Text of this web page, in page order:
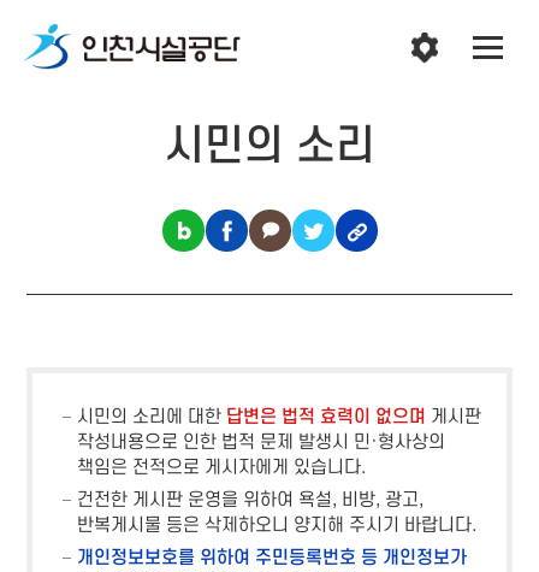
시민의 소리
시민의 소리에 대한 답변은 법적 효력이 없으며 게시판
작성내용으로 인한 법적 문제 발생시 민·형사상의
책임은 전적으로 게시자에게 있습니다.
건전한 게시판 운영을 위하여 욕설, 비방, 광고,
반복게시물 등은 삭제하오니 양지해 주시기 바랍니다.
개인정보보호를 위하여 주민등록번호 등 개인정보가